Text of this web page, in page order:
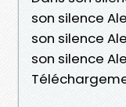
son silence
son silence
son silence